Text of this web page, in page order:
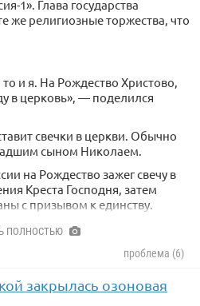
1». Глава государства
же религиозные торжества, что
и я. На Рождество Христово,
в церковь», — поделился
свечки в церкви. Обычно
сыном Николаем.
на Рождество зажег свечу в
Креста Господня, затем
с призывом к единству.
ПОЛНОСТЬЮ
проблема (6)
закрылась озоновая